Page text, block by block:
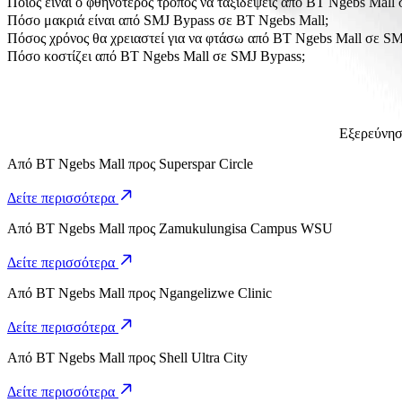
Ο πιο προσιτός τρόπος να ταξιδέψεις από BT Ngebs Mall σε SMJ
Πόσο μακριά είναι από SMJ Bypass σε BT Ngebs Mall;
Το SMJ Bypass απέχει περίπου 5,8 χλμ. από BT Ngebs Mall.
Πόσος χρόνος θα χρειαστεί για να φτάσω από BT Ngebs Mall σε
Χρειάζονται περίπου 12 λ. για να φτάσεις από BT Ngebs Mall σε
Πόσο κοστίζει από BT Ngebs Mall σε SMJ Bypass;
Από BT Ngebs Mall προς Superspar Circle
Δείτε περισσότερα
Από BT Ngebs Mall προς Zamukulungisa Campus WSU
Δείτε περισσότερα
Από BT Ngebs Mall προς Ngangelizwe Clinic
Δείτε περισσότερα
Από BT Ngebs Mall προς Shell Ultra City
Δείτε περισσότερα